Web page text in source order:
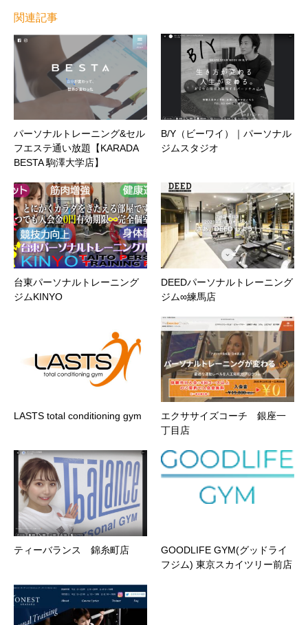
関連記事
パーソナルトレーニング&セル
フエステ通い放題【KARADA
BESTA 駒澤大学店】
B/Y（ビーワイ）｜パーソナル
ジムスタジオ
台東パーソナルトレーニング
ジムKINYO
DEEDパーソナルトレーニング
ジム∞練馬店
LASTS total conditioning gym
エクササイズコーチ 銀座一
丁目店
ティーバランス 錦糸町店
GOODLIFE GYM(グッドライ
フジム) 東京スカイツリー前店